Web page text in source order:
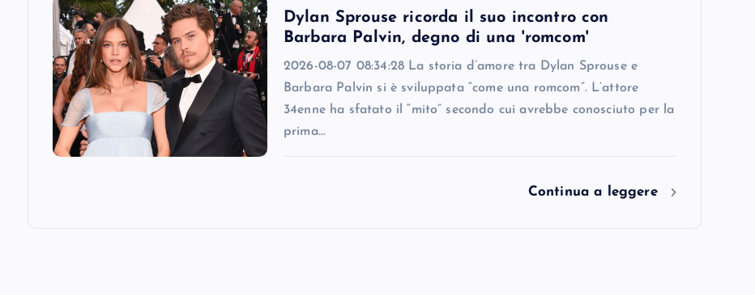
Dylan Sprouse ricorda il suo incontro con
Barbara Palvin, degno di una 'romcom'
2026-08-07 08:34:28 La storia d’amore tra Dylan Sprouse e
Barbara Palvin si è sviluppata “come una romcom”. L’attore
34enne ha sfatato il “mito” secondo cui avrebbe conosciuto per la
prima…
Continua a leggere